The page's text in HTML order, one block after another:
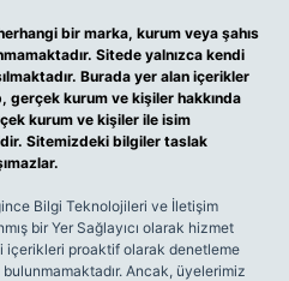
bir marka, kurum veya şahıs
Sitede yalnızca kendi
Burada yer alan içerikler
gerçek kurum ve kişiler hakkında
kurum ve kişiler ile isim
Sitemizdeki bilgiler taslak
Bilgi Teknolojileri ve İletişim
bir Yer Sağlayıcı olarak hizmet
içerikleri proaktif olarak denetleme
Ancak, üyelerimiz